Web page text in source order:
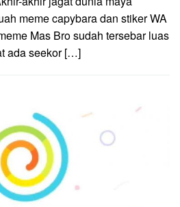
meme capybara dan stiker WA
Mas Bro sudah tersebar luas
ada seekor […]